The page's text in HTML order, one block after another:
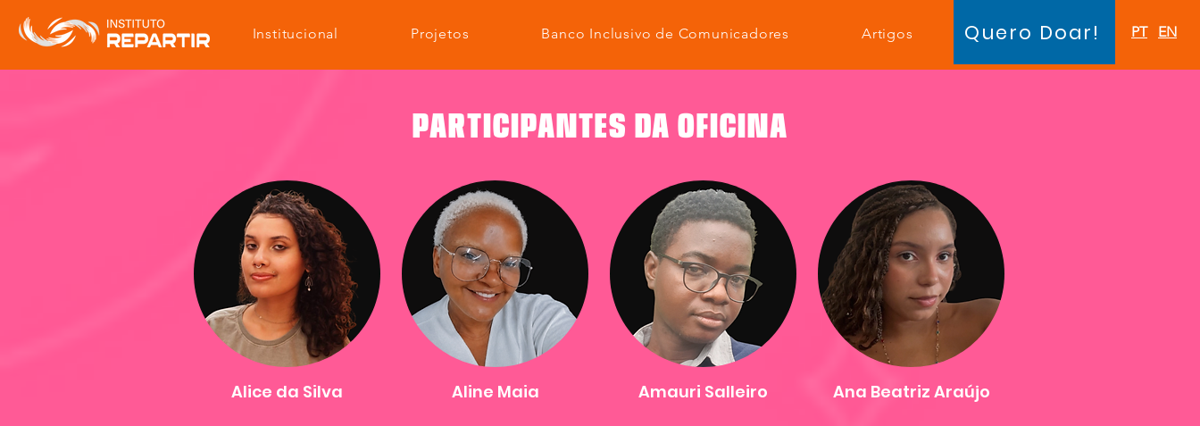
Institucional Projetos Banco Inclusivo de Comunicadores Artigos Quero Doar! PT EN
PARTICIPANTES DA OFICINA
Alice da Silva Aline Maia Amauri Salleiro Ana Beatriz Araújo